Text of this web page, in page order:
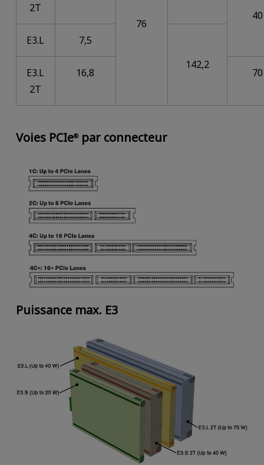
76
2T
40
E3.L
7,5
142,2
E3.L
2T
16,8 70
Voies PCIe®par connecteur
Puissance max. E3